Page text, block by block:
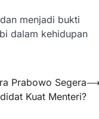
menjadi bukti
dalam kehidupan
Prabowo Segera
Kuat Menteri?